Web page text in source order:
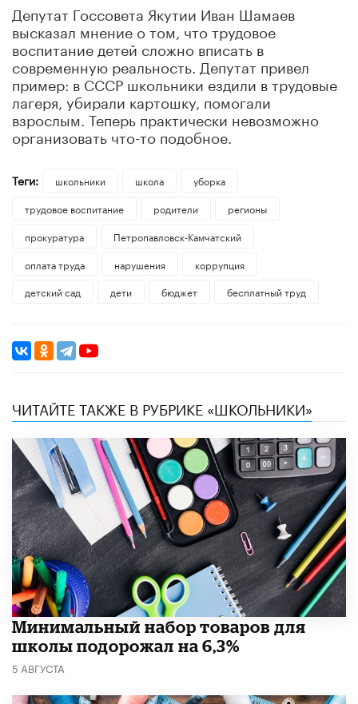
Депутат Госсовета Якутии Иван Шамаев
высказал мнение о том, что трудовое
воспитание детей сложно вписать в
современную реальность. Депутат привел
пример: в СССР школьники ездили в трудовые
лагеря, убирали картошку, помогали
взрослым. Теперь практически невозможно
организовать что-то подобное.
Теги: школьники школа
уборка
трудовое воспитание
родители
регионы
прокуратура
Петропавловск-Камчатский
оплата труда
нарушения
коррупция
детский сад
дети бюджет бесплатный труд
ЧИТАЙТЕ ТАКЖЕ В РУБРИКЕ «ШКОЛЬНИКИ»
Минимальный набор товаров для
школы подорожал на 6,3%
5 АВГУСТА